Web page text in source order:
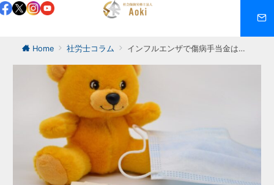
Home 社労士コラム インフルエンザで傷病手当金はもらえる？出勤停止期間と企業の対応を解説